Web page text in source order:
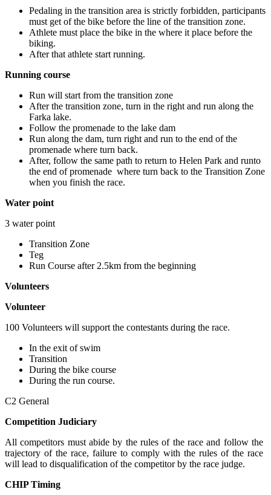
Pedaling in the transition area is strictly forbidden, participants
must get of the bike before the line of the transition zone.
Athlete must place the bike in the where it place before the
biking.
After that athlete start running.
Running course
Run will start from the transition zone
After the transition zone, turn in the right and run along the
Farka lake.
Follow the promenade to the lake dam
Run along the dam, turn right and run to the end of the
promenade where turn back.
After, follow the same path to return to Helen Park and runto
the end of promenade where turn back to the Transition Zone
when you finish the race.
Water point
3 water point
Transition Zone
Teg
Run Course after 2.5km from the beginning
Volunteers
Volunteer
100 Volunteers will support the contestants during the race.
In the exit of swim
Transition
During the bike course
During the run course.
C2 General
Competition Judiciary
All competitors must abide by the rules of the race and follow the
trajectory of the race, failure to comply with the rules of the race
will lead to disqualification of the competitor by the race judge.
CHIP Timing